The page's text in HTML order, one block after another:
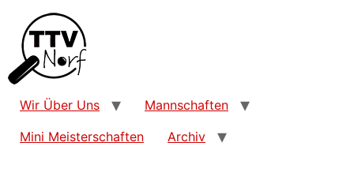
Wir Über Uns
Mannschaften
Mini Meisterschaften
Archiv